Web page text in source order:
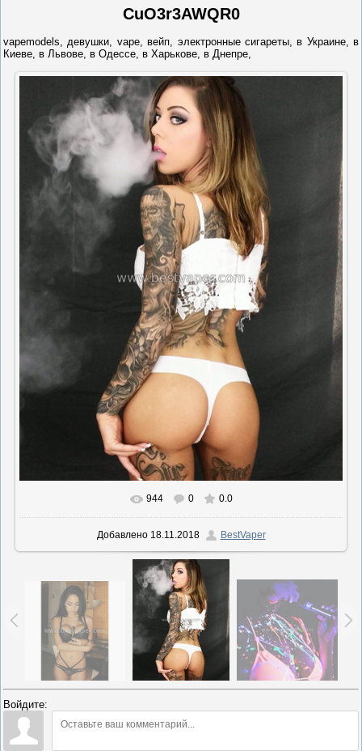
CuO3r3AWQR0
vapemodels, девушки, vape, вейп, электронные сигареты, в Украине, в
Киеве, в Львове, в Одессе, в Харькове, в Днепре,
В реальном размере 865x1080
944 0 0.0
Добавлено18.11.2018 BestVaper
Войдите: